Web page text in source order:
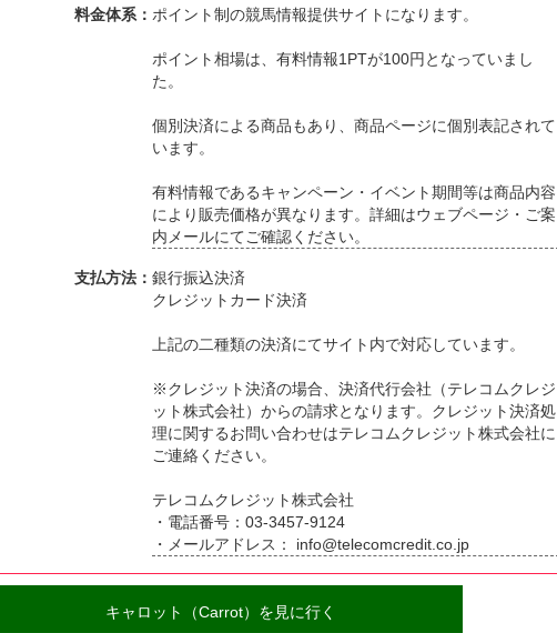
料金体系： ポイント制の競馬情報提供サイトになります。
ポイント相場は、有料情報1PTが100円となっていまし
た。
個別決済による商品もあり、商品ページに個別表記されて
います。
有料情報であるキャンペーン・イベント期間等は商品内容
により販売価格が異なります。詳細はウェブページ・ご案
内メールにてご確認ください。
支払方法： 銀行振込決済
クレジットカード決済
上記の二種類の決済にてサイト内で対応しています。
※クレジット決済の場合、決済代行会社（テレコムクレジ
ット株式会社）からの請求となります。クレジット決済処
理に関するお問い合わせはテレコムクレジット株式会社に
ご連絡ください。
テレコムクレジット株式会社
・電話番号：03-3457-9124
・メールアドレス： info@telecomcredit.co.jp
キャロット（Carrot）を見に行く